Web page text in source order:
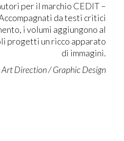
per il marchio CEDIT –
da testi critici
i volumi aggiungono al
progetti un ricco apparato
di immagini.
Art Direction / Graphic Design